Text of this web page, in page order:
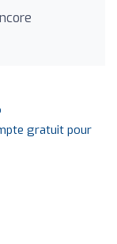
gratuit pour